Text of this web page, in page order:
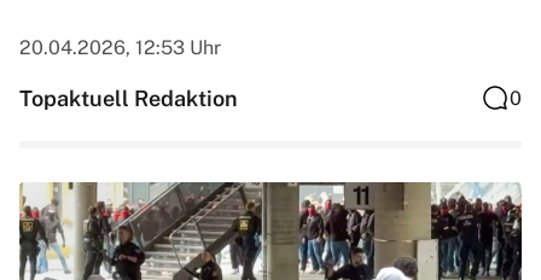
20.04.2026, 12:53 Uhr
Topaktuell Redaktion 0